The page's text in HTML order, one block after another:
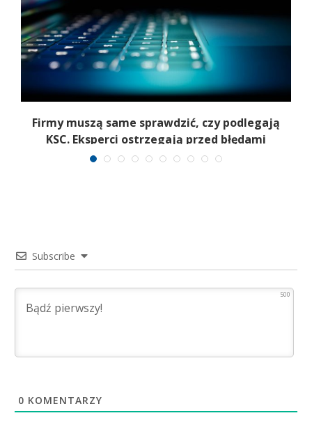
Firmy muszą same sprawdzić, czy podlegają
KSC. Eksperci ostrzegają przed błędami
Subscribe
500
0 KOMENTARZY